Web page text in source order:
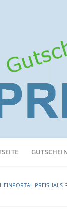
PREISHALS